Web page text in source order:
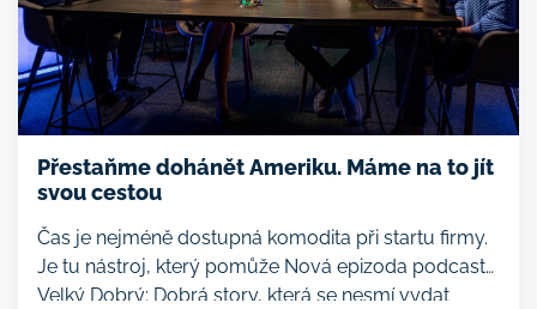
Přestaňme dohánět Ameriku. Máme na to jít
svou cestou
Čas je nejméně dostupná komodita při startu firmy.
Je tu nástroj, který pomůže Nová epizoda podcastu
Velký Dobrý: Dobrá story, která se nesmí vydat